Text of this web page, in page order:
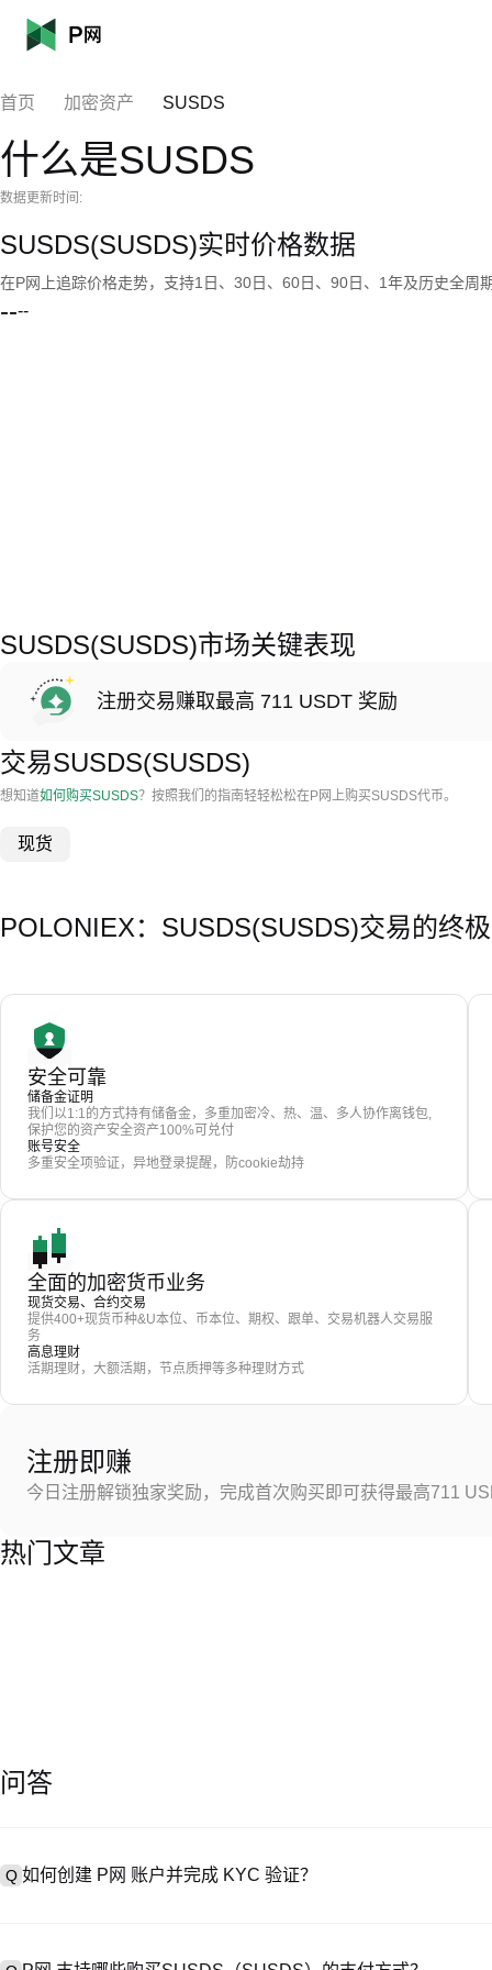
首页 加密资产 SUSDS
什么是SUSDS
数据更新时间:
SUSDS(SUSDS)实时价格数据
在P网上追踪价格走势，支持1日、30日、60日、90日、1年及历史全周
----
SUSDS(SUSDS)市场关键表现
注册交易赚取最高 711 USDT 奖励
交易SUSDS(SUSDS)
想知道如何购买SUSDS？按照我们的指南轻轻松松在P网上购买SUSDS代币。
现货
POLONIEX：SUSDS(SUSDS)交易的终
安全可靠
储备金证明
我们以1:1的方式持有储备金，多重加密冷、热、温、多人协作离钱包,
保护您的资产安全资产100%可兑付
账号安全
多重安全项验证，异地登录提醒，防cookie劫持
全面的加密货币业务
现货交易、合约交易
提供400+现货币种&U本位、币本位、期权、跟单、交易机器人交易服
务
高息理财
活期理财，大额活期，节点质押等多种理财方式
注册即赚
今日注册解锁独家奖励，完成首次购买即可获得最高711
热门文章
问答
Q 如何创建 P网 账户并完成 KYC 验证？